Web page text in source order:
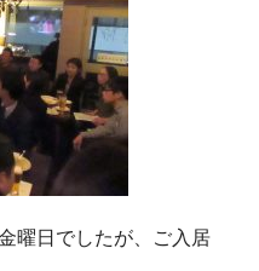
曜日でしたが、ご入居